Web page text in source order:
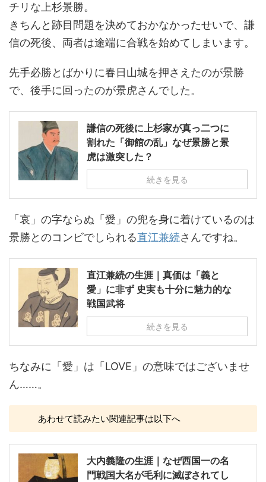
チリな上杉景勝。
きちんと跡目問題を決めておかなかったせいで、謙
信の死後、両者は途端に合戦を始めてしまいます。
先手必勝とばかりに春日山城を押さえたのが景勝
で、後手に回ったのが景虎さんでした。
謙信の死後に上杉家が真っ二つに
割れた「御館の乱」なぜ景勝と景
虎は激突した？
続きを見る
「哀」の字ならぬ「愛」の兜を身に着けているのは
景勝とのコンビでしられる直江兼続さんですね。
直江兼続の生涯｜真価は「義と
愛」に非ず 史実も十分に魅力的な
戦国武将
続きを見る
ちなみに「愛」は「LOVE」の意味ではございませ
ん……。
あわせて読みたい関連記事は以下へ
大内義隆の生涯｜なぜ西国一の名
門戦国大名が毛利に滅ぼされてし